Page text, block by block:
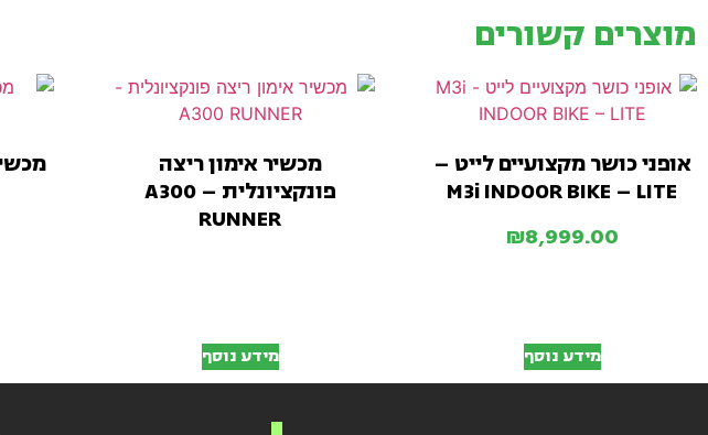
מוצרים קשורים
אופני כושר מקצועיים לייט –
M3i INDOOR BIKE – LITE
₪8,999.00
מידע נוסף
מכשיר אימון ריצה
פונקציונלית – A300
RUNNER
מידע נוסף